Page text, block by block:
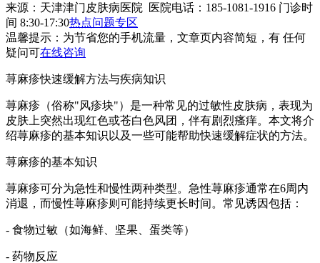
来源：天津津门皮肤病医院 医院电话：185-1081-1916 门诊时
间 8:30-17:30热点问题专区
温馨提示： 为节省您的手机流量，文章页内容简短，有 任何
疑问可在线咨询
荨麻疹快速缓解方法与疾病知识
荨麻疹（俗称"风疹块"）是一种常见的过敏性皮肤病，表现为
皮肤上突然出现红色或苍白色风团，伴有剧烈瘙痒。本文将介
绍荨麻疹的基本知识以及一些可能帮助快速缓解症状的方法。
荨麻疹的基本知识
荨麻疹可分为急性和慢性两种类型。急性荨麻疹通常在6周内
消退，而慢性荨麻疹则可能持续更长时间。常见诱因包括：
- 食物过敏（如海鲜、坚果、蛋类等）
- 药物反应